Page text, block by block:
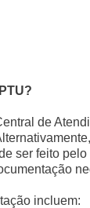
de
ser feito
incluem: